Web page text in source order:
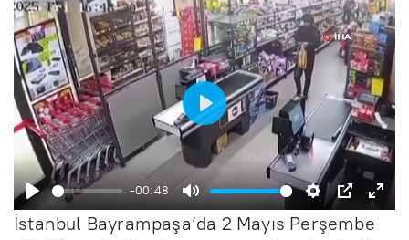
B
-00:48
S
A
P
E
B
a
ş
l
İstanbul Bayrampaşa’da 2 Mayıs Perşembe